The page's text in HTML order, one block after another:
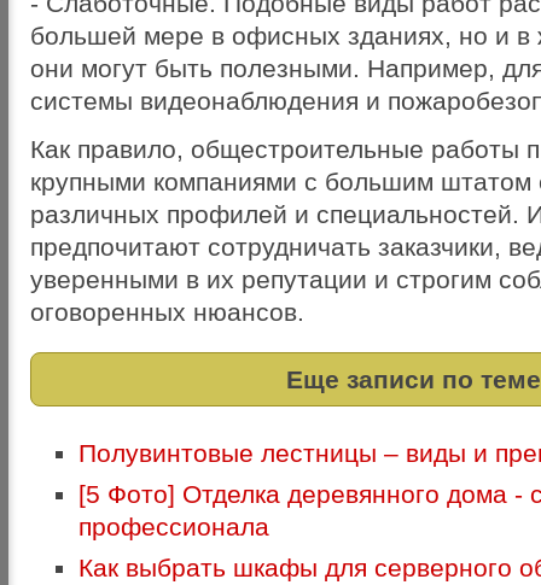
большей мере в офисных зданиях, но и
они могут быть полезными. Например,
системы видеонаблюдения и
Как правило, общестроительные работы
крупными компаниями с большим штатом
различных профилей и специальностей.
предпочитают сотрудничать заказчики,
уверенными в их репутации и строгим
оговоренных нюансов.
Еще записи по теме
Полувинтовые лестницы – виды и
[5 Фото] Отделка деревянного дома -
профессионала
Как выбрать шкафы для серверного